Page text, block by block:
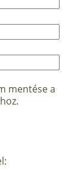
mentése a